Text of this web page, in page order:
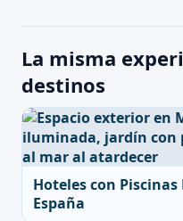
La misma
destinos
Hoteles con
España